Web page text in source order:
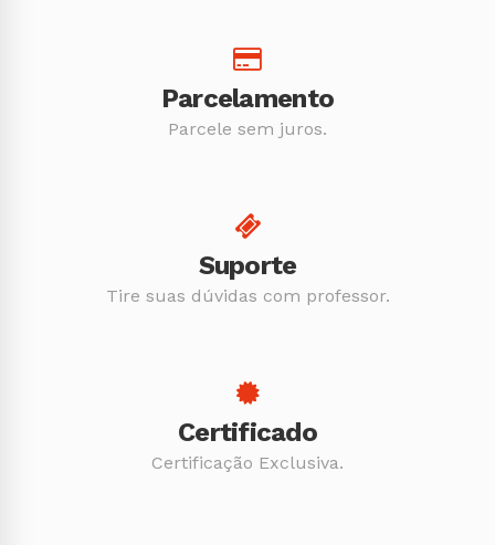
Parcelamento
Parcele sem juros.
Suporte
Tire suas dúvidas com professor.
Certificado
Certificação Exclusiva.